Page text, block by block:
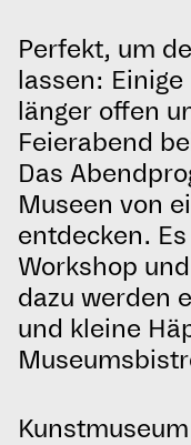
Perfekt, um
lassen:
länger offen
Feierabend
Das
Museen von
entdecken.
Workshop
dazu werden
und kleine